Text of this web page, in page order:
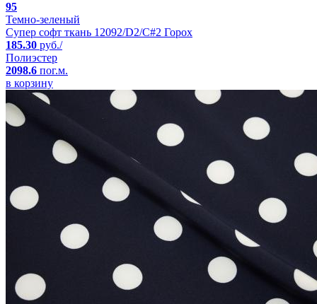
95
Темно-зеленый
Супер софт ткань 12092/D2/C#2 Горох
185.30 руб./
Полиэстер
2098.6 пог.м.
в корзину